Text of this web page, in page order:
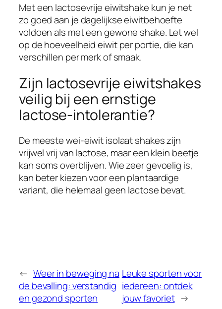
Met een lactosevrije eiwitshake kun je net
zo goed aan je dagelijkse eiwitbehoefte
voldoen als met een gewone shake. Let wel
op de hoeveelheid eiwit per portie, die kan
verschillen per merk of smaak.
Zijn lactosevrije eiwitshakes
veilig bij een ernstige
lactose-intolerantie?
De meeste wei-eiwit isolaat shakes zijn
vrijwel vrij van lactose, maar een klein beetje
kan soms overblijven. Wie zeer gevoelig is,
kan beter kiezen voor een plantaardige
variant, die helemaal geen lactose bevat.
← Weer in beweging na
de bevalling: verstandig
en gezond sporten
Leuke sporten voor
iedereen: ontdek
jouw favoriet →